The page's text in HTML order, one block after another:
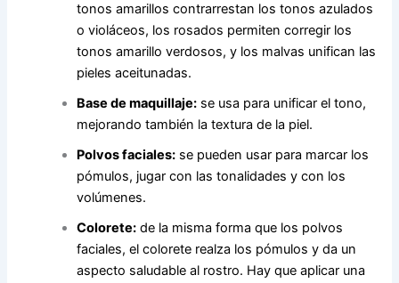
tonos amarillos contrarrestan los tonos azulados
o violáceos, los rosados permiten corregir los
tonos amarillo verdosos, y los malvas unifican las
pieles aceitunadas.
Base de maquillaje: se usa para unificar el tono,
mejorando también la textura de la piel.
Polvos faciales: se pueden usar para marcar los
pómulos, jugar con las tonalidades y con los
volúmenes.
Colorete: de la misma forma que los polvos
faciales, el colorete realza los pómulos y da un
aspecto saludable al rostro. Hay que aplicar una